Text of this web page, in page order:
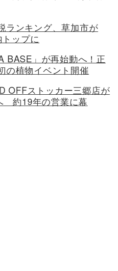
ランキング、草加市が
ップに
BASE」が再始動へ！正
の植物イベント開催
OFFストッカー三郷店が
約19年の営業に幕